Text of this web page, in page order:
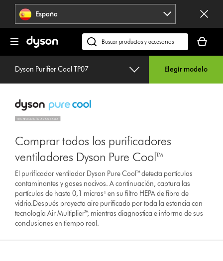
Omitir
navegación España
Buscar
en
dyson.es
cesta
está
vacía
Dyson Purifier Cool TP07 Elegir modelo
Comprar todos los purificadores
ventiladores Dyson Pure Cool™
El purificador ventilador Dyson Pure Cool™ detecta partículas
contaminantes y gases nocivos. A continuación, captura las
partículas de hasta 0,1 micras¹ en su filtro HEPA de fibra de
vidrio.Después proyecta aire purificado por toda la estancia con
tecnología Air Multiplier™, mientras diagnostica e informa de sus
conclusiones en tiempo real.